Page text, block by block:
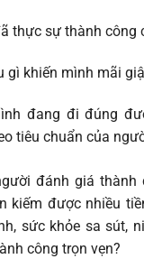
thực sự thành công
gì khiến mình mãi
đang đi đúng
tiêu chuẩn của
đánh giá thành
kiếm được nhiều
sức khỏe sa sút,
công trọn vẹn?